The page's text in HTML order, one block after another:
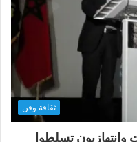
ثقافة وفن
تسلطوا